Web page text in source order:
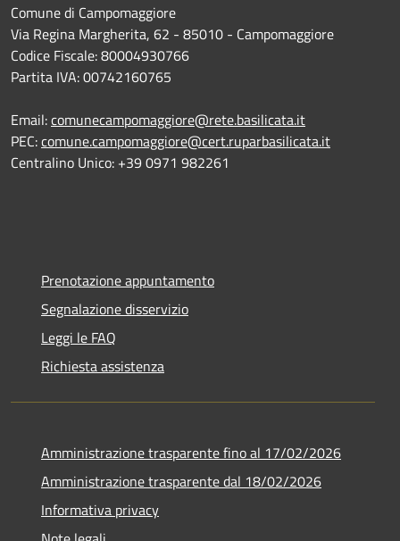
Comune di Campomaggiore
Via Regina Margherita, 62 - 85010 - Campomaggiore
Codice Fiscale: 80004930766
Partita IVA: 00742160765
Email:comunecampomaggiore@rete.basilicata.it
PEC:comune.campomaggiore@cert.ruparbasilicata.it
Centralino Unico: +39 0971 982261
Prenotazione appuntamento
Segnalazione disservizio
Leggi le FAQ
Richiesta assistenza
Amministrazione trasparente fino al 17/02/2026
Amministrazione trasparente dal 18/02/2026
Informativa privacy